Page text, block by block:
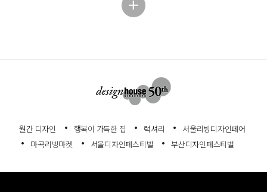
월간 디자인 행복이 가득한 집 럭셔리
서울리빙디자인페어
마곡리빙마켓
서울디자인페스티벌 부산디자인페스티벌